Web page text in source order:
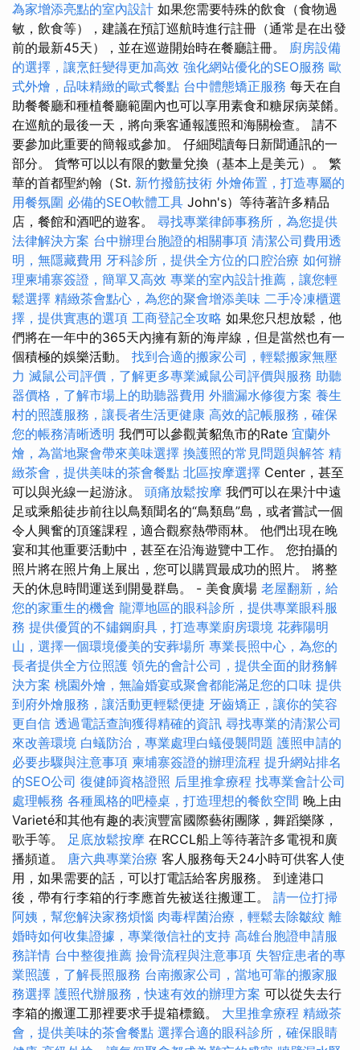
為家增添亮點的室內設計 如果您需要特殊的飲食（食物過
敏，飲食等），建議在預訂巡航時進行註冊（通常是在出發
前的最新45天），並在巡遊開始時在餐廳註冊。 廚房設備
的選擇，讓烹飪變得更加高效 強化網站優化的SEO服務 歐
式外燴，品味精緻的歐式餐點 台中體態矯正服務 每天在自
助餐餐廳和種植餐廳範圍內也可以享用素食和糖尿病菜餚。
在巡航的最後一天，將向乘客通報護照和海關檢查。 請不
要參加此重要的簡報或參加。 仔細閱讀每日新聞通訊的一
部分。 貨幣可以以有限的數量兌換（基本上是美元）。 繁
華的首都聖約翰（St. 新竹撥筋技術 外燴佈置，打造專屬的
用餐氛圍 必備的SEO軟體工具 John's）等待著許多精品
店，餐館和酒吧的遊客。 尋找專業律師事務所，為您提供
法律解決方案 台中辦理台胞證的相關事項 清潔公司費用透
明，無隱藏費用 牙科診所，提供全方位的口腔治療 如何辦
理柬埔寨簽證，簡單又高效 專業的室內設計推薦，讓您輕
鬆選擇 精緻茶會點心，為您的聚會增添美味 二手冷凍櫃選
擇，提供實惠的選項 工商登記全攻略 如果您只想放鬆，他
們將在一年中的365天內擁有新的海岸線，但是當然也有一
個積極的娛樂活動。 找到合適的搬家公司，輕鬆搬家無壓
力 滅鼠公司評價，了解更多專業滅鼠公司評價與服務 助聽
器價格，了解市場上的助聽器費用 外牆漏水修復方案 養生
村的照護服務，讓長者生活更健康 高效的記帳服務，確保
您的帳務清晰透明 我們可以參觀黃貂魚市的Rate 宜蘭外
燴，為當地聚會帶來美味選擇 換護照的常見問題與解答 精
緻茶會，提供美味的茶會餐點 北區按摩選擇 Center，甚至
可以與光線一起游泳。 頭痛放鬆按摩 我們可以在果汁中遠
足或乘船徒步前往以鳥類聞名的“鳥類島”島，或者嘗試一個
令人興奮的頂篷課程，適合觀察熱帶雨林。 他們出現在晚
宴和其他重要活動中，甚至在沿海遊覽中工作。 您拍攝的
照片將在照片角上展出，您可以購買最成功的照片。 將整
天的休息時間運送到開曼群島。 - 美食廣場 老屋翻新，給
您的家重生的機會 龍潭地區的眼科診所，提供專業眼科服
務 提供優質的不鏽鋼廚具，打造專業廚房環境 花葬陽明
山，選擇一個環境優美的安葬場所 專業長照中心，為您的
長者提供全方位照護 領先的會計公司，提供全面的財務解
決方案 桃園外燴，無論婚宴或聚會都能滿足您的口味 提供
到府外燴服務，讓活動更輕鬆便捷 牙齒矯正，讓你的笑容
更自信 透過電話查詢獲得精確的資訊 尋找專業的清潔公司
來改善環境 白蟻防治，專業處理白蟻侵襲問題 護照申請的
必要步驟與注意事項 柬埔寨簽證的辦理流程 提升網站排名
的SEO公司 復健師資格證照 后里推拿療程 找專業會計公司
處理帳務 各種風格的吧檯桌，打造理想的餐飲空間 晚上由
Varieté和其他有趣的表演豐富國際藝術團隊，舞蹈樂隊，
歌手等。 足底放鬆按摩 在RCCL船上等待著許多電視和廣
播頻道。 唐六典專業治療 客人服務每天24小時可供客人使
用，如果需要的話，可以打電話給客房服務。 到達港口
後，帶有行李箱的行李應首先被送往搬運工。 請一位打掃
阿姨，幫您解決家務煩惱 肉毒桿菌治療，輕鬆去除皺紋 離
婚時如何收集證據，專業徵信社的支持 高雄台胞證申請服
務詳情 台中整復推薦 撿骨流程與注意事項 失智症患者的專
業照護，了解長照服務 台南搬家公司，當地可靠的搬家服
務選擇 護照代辦服務，快速有效的辦理方案 可以從失去行
李箱的搬運工那裡要求手提箱標籤。 大里推拿療程 精緻茶
會，提供美味的茶會餐點 選擇合適的眼科診所，確保眼睛